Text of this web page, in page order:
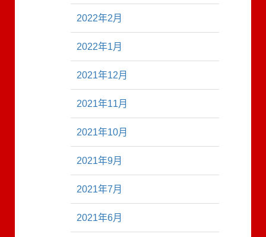
2022年2月
2022年1月
2021年12月
2021年11月
2021年10月
2021年9月
2021年7月
2021年6月